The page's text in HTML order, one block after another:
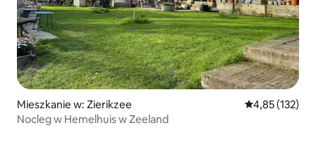
Mieszkanie w: Zierikzee Średnia
4,85 (132)
Nocleg w Hemelhuis w Zeeland